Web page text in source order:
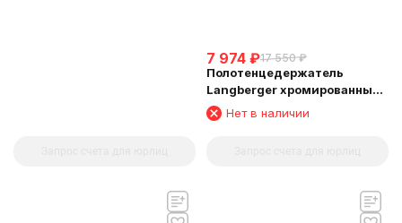
7 974 ₽17 550 ₽
Полотенцедержатель
Langberger хромированный
к стене двойной поворотный
10908A
Нет в наличии